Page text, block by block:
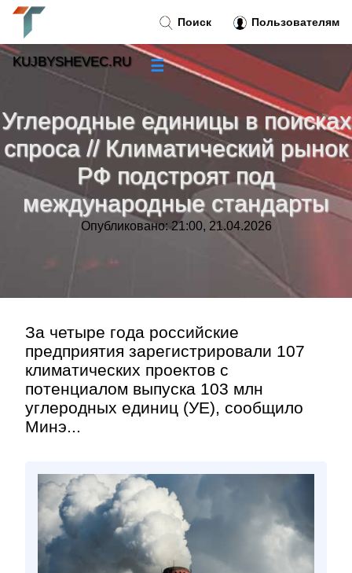
Углеродные единицы в поисках
спроса // Климатический рынок
РФ подстроят под
международные стандарты
Опубликовано: 21:00, 21.04.2026
За четыре года российские
предприятия зарегистрировали 107
климатических проектов с
потенциалом выпуска 103 млн
углеродных единиц (УЕ), сообщило
Минэ...
Поиск Пользователям
KUJBYSHEVEC.RU ☰
Новости
Тренды новостей»
»
»